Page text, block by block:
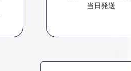
当日発送